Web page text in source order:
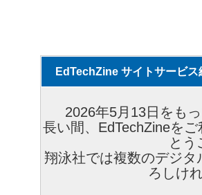
EdTechZine サイトサービス
2026年5月13日をも
長い間、EdTechZineを
とう
翔泳社では複数のデジ
ろしけ